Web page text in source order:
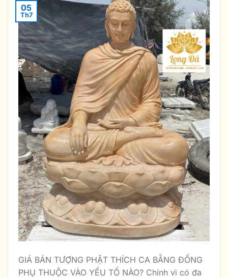
05
Th7
GIÁ BÁN TƯỢNG PHẬT THÍCH CA BẰNG ĐỒNG
PHỤ THUỘC VÀO YẾU TỐ NÀO? Chính vì có đa